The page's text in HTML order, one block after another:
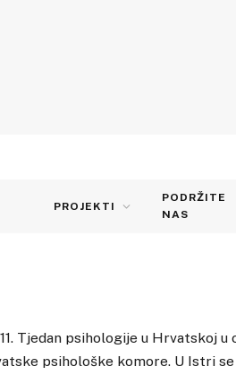
PROJEKTI
PODRŽITE
NAS
prepun
Tjedan psihologije u Hrvatskoj
psihološke komore. U Istri se